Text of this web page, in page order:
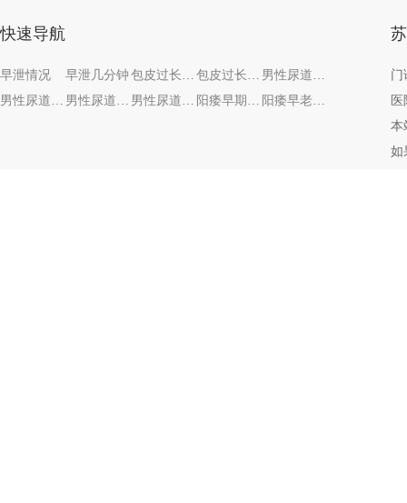
快速导航
早泄情况 早泄几分钟 包皮过长会有什么危害呢 包皮过长有害处吗
男性尿道炎有哪些症状了
男性尿道炎有什么症状？
男性尿道炎病因症状 男性尿道炎八种病因 阳痿早期的症状 阳痿早老方子
门
本
如